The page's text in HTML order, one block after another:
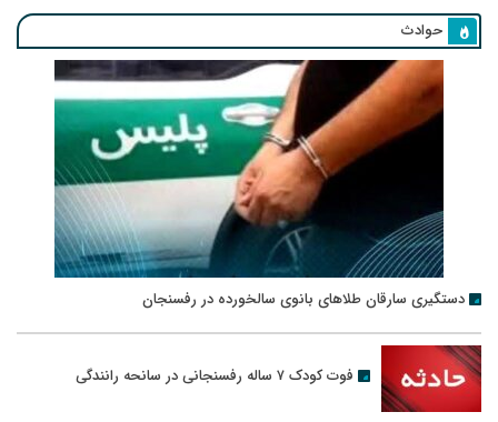
حوادث
دستگیری سارقان طلاهای بانوی سالخورده در رفسنجان
فوت کودک ۷ ساله رفسنجانی در سانحه رانندگی